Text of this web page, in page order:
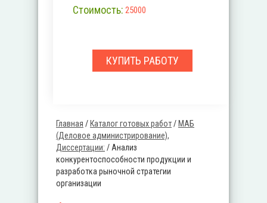
Вы здесь
Главная / Каталог готовых работ/ MАБ
(Деловое администрирование),
Диссертации: / Анализ
конкурентоспособности продукции и
разработка рыночной стратегии
организации
Стоимость: 25000
КУПИТЬ РАБОТУ